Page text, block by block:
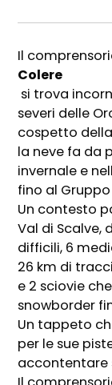
Il
Colere
si trova
severi delle
cospetto
la neve fa da
invernale e
fino al
Un contesto
Val di Scalve,
difficili, 6
26 km di
e 2 sciovie
snowborder
Un tappeto
per le sue
accontentare